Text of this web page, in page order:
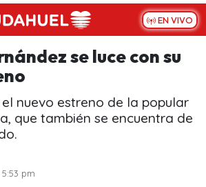
EN VIVO
se luce con su
nuevo estreno de la popular
que también se encuentra de
pm